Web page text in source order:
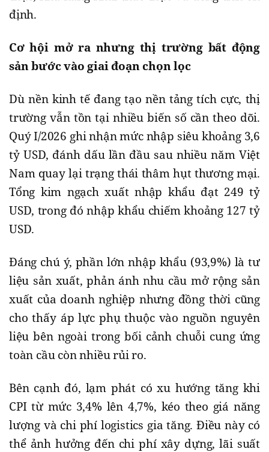
định.
Cơ hội mở ra nhưng thị trường bất động
sản bước vào giai đoạn chọn lọc
Dù nền kinh tế đang tạo nền tảng tích cực, thị
trường vẫn tồn tại nhiều biến số cần theo dõi.
Quý I/2026 ghi nhận mức nhập siêu khoảng 3,6
tỷ USD, đánh dấu lần đầu sau nhiều năm Việt
Nam quay lại trạng thái thâm hụt thương mại.
Tổng kim ngạch xuất nhập khẩu đạt 249 tỷ
USD, trong đó nhập khẩu chiếm khoảng 127 tỷ
USD.
Đáng chú ý, phần lớn nhập khẩu (93,9%) là tư
liệu sản xuất, phản ánh nhu cầu mở rộng sản
xuất của doanh nghiệp nhưng đồng thời cũng
cho thấy áp lực phụ thuộc vào nguồn nguyên
liệu bên ngoài trong bối cảnh chuỗi cung ứng
toàn cầu còn nhiều rủi ro.
Bên cạnh đó, lạm phát có xu hướng tăng khi
CPI từ mức 3,4% lên 4,7%, kéo theo giá năng
lượng và chi phí logistics gia tăng. Điều này có
thể ảnh hưởng đến chi phí xây dựng, lãi suất